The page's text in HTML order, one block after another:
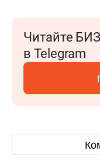
Читайте
в Telegram